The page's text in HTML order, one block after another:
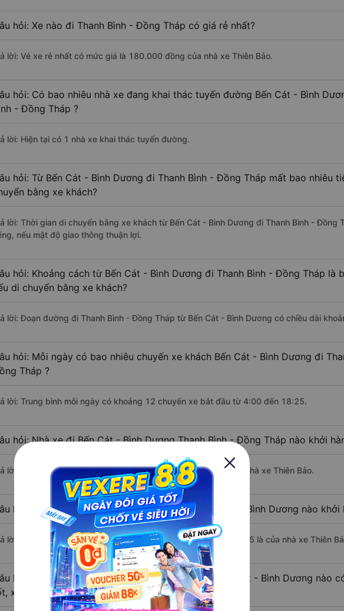
hỏi: Xe nào đi Thanh Bình - Đồng Tháp có giá rẻ nhất?
lời: Vé xe rẻ nhất có mức giá là 180.000 đồng của nhà xe Thiên Bảo.
hỏi: Có bao nhiêu nhà xe đang khai thác tuyến đường Bến Cát - Bình
- Đồng Tháp ?
lời: Hiện tại có 1 nhà xe khai thác tuyến đường.
hỏi: Từ Bến Cát - Bình Dương đi Thanh Bình - Đồng Tháp mất bao nhiêu
bằng xe khách?
lời: Thời gian di chuyển bằng xe khách từ Bến Cát - Bình Dương đi Thanh Bình - Đồng
nếu mật độ giao thông thuận lợi.
hỏi: Khoảng cách từ Bến Cát - Bình Dương đi Thanh Bình - Đồng Tháp là
di chuyển bằng xe khách?
lời: Đoạn đường đi Thanh Bình - Đồng Tháp từ Bến Cát - Bình Dương có chiều dài
hỏi: Mỗi ngày có bao nhiêu chuyến xe khách Bến Cát - Bình Dương đi
Tháp ?
lời: Trung bình mỗi ngày có khoảng 12 chuyến xe bắt đầu từ 4:00 đến 18:25.
hỏi: Nhà xe đi Bến Cát - Bình Dương Thanh Bình - Đồng Tháp nào khởi
lời: Chuyến xe có giờ xuất phát sớm nhất vào lúc 4:00 là của nhà xe Thiên Bảo.
hỏi: Nhà xe đi Thanh Bình - Đồng Tháp từ Bến Cát - Bình Dương nào khởi
lời: Chuyến xe có giờ xuất phát trễ (muộn) nhất là vào lúc 18:25 là của nhà xe Thiên
hỏi: Review xe đi Thanh Bình - Đồng Tháp từ Bến Cát - Bình Dương nào
xuất sắc, cao cấp nhất?